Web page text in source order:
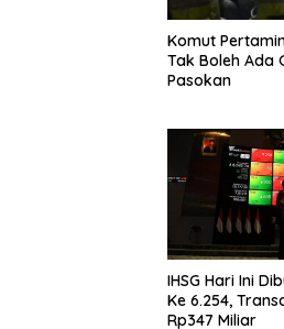
Komut
Tak Boleh Ada
Pasokan
IHSG Hari Ini
Ke 6.254,
Rp347 Miliar